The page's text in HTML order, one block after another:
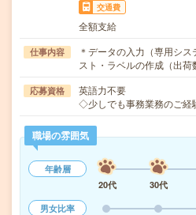
交通費
全額支給
仕事内容
＊データの入力（専用シ
スト・ラベルの作成（出
応募資格
英語力不要
◇少しでも事務業務のご経
職場の雰囲気
年齢層
20代
30代
男女比率